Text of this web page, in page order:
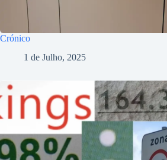
Crónico
1 de Julho, 2025